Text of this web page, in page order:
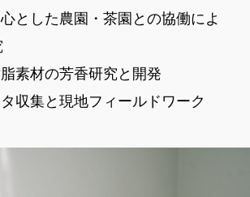
とした農園・茶園との協働によ
素材の芳香研究と開発
収集と現地フィールドワーク